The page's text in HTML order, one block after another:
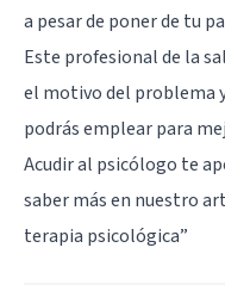
a pesar de poner de tu
Este profesional de la
el motivo del problema
podrás emplear para
Acudir al psicólogo te
saber más en nuestro
terapia psicológica”